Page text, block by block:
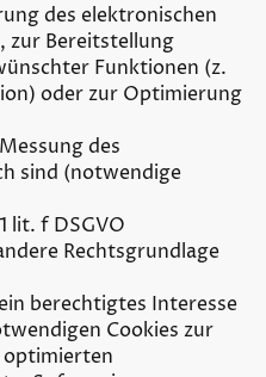
des elektronischen
zur Bereitstellung
Funktionen (z.
oder zur Optimierung
des
sind (notwendige
lit. f DSGVO
Rechtsgrundlage
berechtigtes Interesse
Cookies zur